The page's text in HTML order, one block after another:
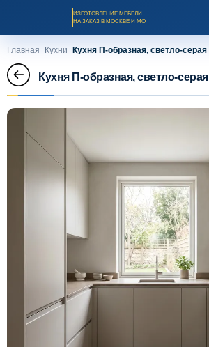
ИЗГОТОВЛЕНИЕ МЕБЕЛИ
НА ЗАКАЗ В МОСКВЕ И МО
Каталог мебели на заказ
Рассрочка и кредит
Схема работы
Главная Кухни Кухня П-образная, светло-серая
Кухня П-образная, светло-серая